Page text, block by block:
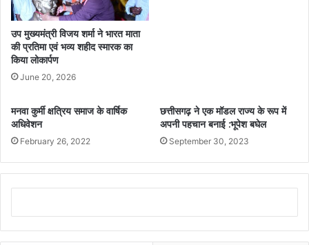
उप मुख्यमंत्री विजय शर्मा ने भारत माता
की प्रतिमा एवं भव्य शहीद स्मारक का
किया लोकार्पण
June 20, 2026
मनवा कुर्मी क्षत्रिय समाज के वार्षिक
अधिवेशन
February 26, 2022
छत्तीसगढ़ ने एक मॉडल राज्य के रूप में
अपनी पहचान बनाई :भूपेश बघेल
September 30, 2023